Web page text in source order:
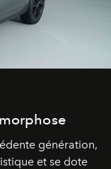
génération,
et se dote